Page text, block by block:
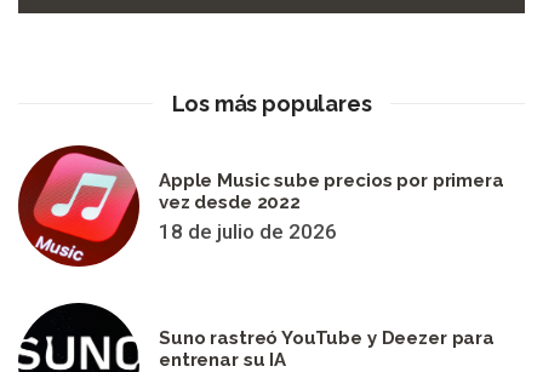
Los más populares
Apple Music sube precios por primera
vez desde 2022
18 de julio de 2026
Suno rastreó YouTube y Deezer para
entrenar su IA